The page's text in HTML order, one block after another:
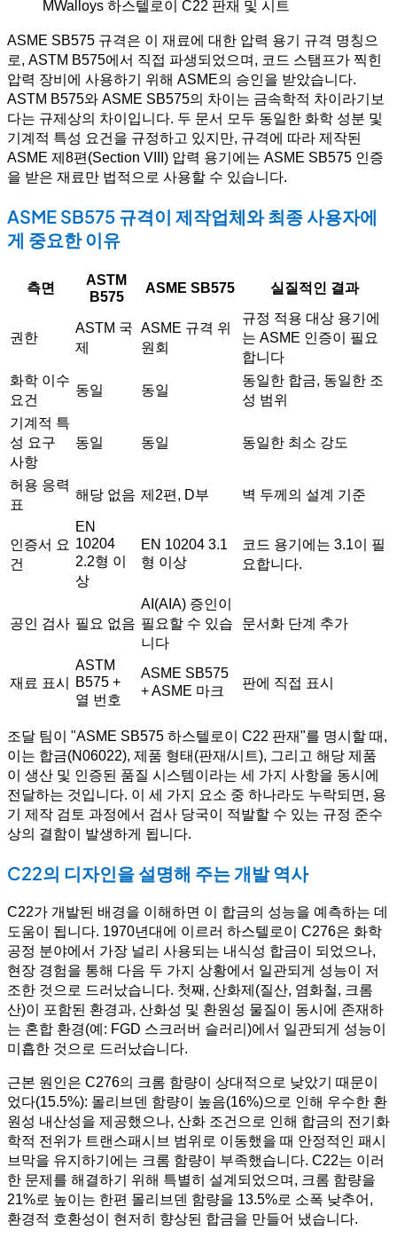
MWalloys 하스텔로이 C22 판재 및 시트
ASME SB575 규격은 이 재료에 대한 압력 용기 규격 명칭으
로, ASTM B575에서 직접 파생되었으며, 코드 스탬프가 찍힌
압력 장비에 사용하기 위해 ASME의 승인을 받았습니다.
ASTM B575와 ASME SB575의 차이는 금속학적 차이라기보
다는 규제상의 차이입니다. 두 문서 모두 동일한 화학 성분 및
기계적 특성 요건을 규정하고 있지만, 규격에 따라 제작된
ASME 제8편(Section VIII) 압력 용기에는 ASME SB575 인증
을 받은 재료만 법적으로 사용할 수 있습니다.
ASME SB575 규격이 제작업체와 최종 사용자에
게 중요한 이유
측면
ASTM
B575
ASME SB575 실질적인 결과
권한
ASTM 국
제
ASME 규격 위
원회
규정 적용 대상 용기에
는 ASME 인증이 필요
합니다
화학 이수
요건
동일 동일
동일한 합금, 동일한 조
성 범위
기계적 특
성 요구
사항
동일 동일 동일한 최소 강도
허용 응력
표
해당 없음 제2편, D부 벽 두께의 설계 기준
인증서 요
건
EN
10204
2.2형 이
상
EN 10204 3.1
형 이상
코드 용기에는 3.1이 필
요합니다.
공인 검사 필요 없음
AI(AIA) 증인이
필요할 수 있습
니다
문서화 단계 추가
재료 표시
ASTM
B575 +
열 번호
ASME SB575
+ ASME 마크
판에 직접 표시
조달 팀이 "ASME SB575 하스텔로이 C22 판재"를 명시할 때,
이는 합금(N06022), 제품 형태(판재/시트), 그리고 해당 제품
이 생산 및 인증된 품질 시스템이라는 세 가지 사항을 동시에
전달하는 것입니다. 이 세 가지 요소 중 하나라도 누락되면, 용
기 제작 검토 과정에서 검사 당국이 적발할 수 있는 규정 준수
상의 결함이 발생하게 됩니다.
C22의 디자인을 설명해 주는 개발 역사
C22가 개발된 배경을 이해하면 이 합금의 성능을 예측하는 데
도움이 됩니다. 1970년대에 이르러 하스텔로이 C276은 화학
공정 분야에서 가장 널리 사용되는 내식성 합금이 되었으나,
현장 경험을 통해 다음 두 가지 상황에서 일관되게 성능이 저
조한 것으로 드러났습니다. 첫째, 산화제(질산, 염화철, 크롬
산)이 포함된 환경과, 산화성 및 환원성 물질이 동시에 존재하
는 혼합 환경(예: FGD 스크러버 슬러리)에서 일관되게 성능이
미흡한 것으로 드러났습니다.
근본 원인은 C276의 크롬 함량이 상대적으로 낮았기 때문이
었다(15.5%): 몰리브덴 함량이 높음(16%)으로 인해 우수한 환
원성 내산성을 제공했으나, 산화 조건으로 인해 합금의 전기화
학적 전위가 트랜스패시브 범위로 이동했을 때 안정적인 패시
브막을 유지하기에는 크롬 함량이 부족했습니다. C22는 이러
한 문제를 해결하기 위해 특별히 설계되었으며, 크롬 함량을
21%로 높이는 한편 몰리브덴 함량을 13.5%로 소폭 낮추어,
환경적 호환성이 현저히 향상된 합금을 만들어 냈습니다.